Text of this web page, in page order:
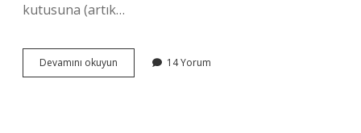
kutusuna (artık…
Devamını okuyun
Poşetler
14 Yorum